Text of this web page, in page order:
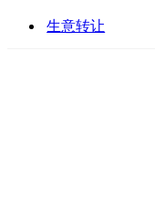
生意转让